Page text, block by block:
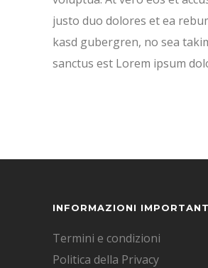
justo duo dolores et ea
kasd gubergren, no sea
sanctus est Lorem ipsum
INFORMAZIONI
Termini e condizioni
Politica della Privacy